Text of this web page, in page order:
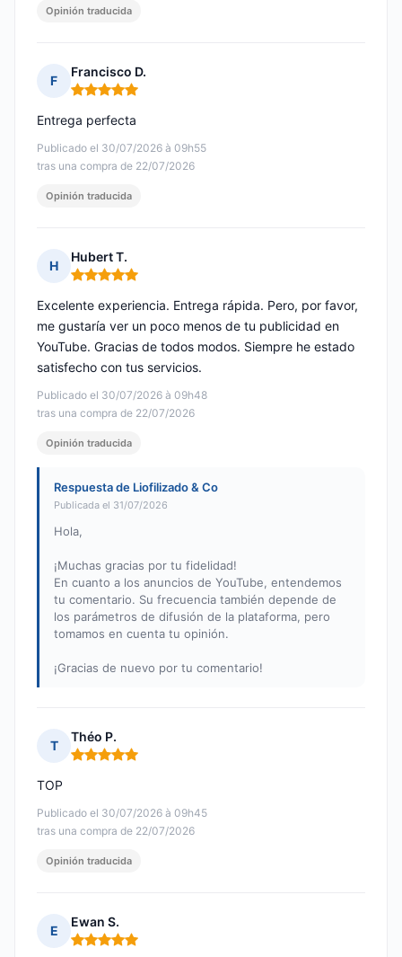
Opinión traducida
F
Francisco D.
Nota: 5 de 5
Publicado el 30/07/2026 à 09h55
tras una compra de 22/07/2026
Entrega perfecta
Opinión traducida
H
Hubert T.
Nota: 5 de 5
Publicado el 30/07/2026 à 09h48
tras una compra de 22/07/2026
Excelente experiencia. Entrega rápida. Pero, por favor,
me gustaría ver un poco menos de tu publicidad en
YouTube. Gracias de todos modos. Siempre he estado
satisfecho con tus servicios.
Opinión traducida
Respuesta de Liofilizado & Co
Publicada el 31/07/2026
Hola,
¡Muchas gracias por tu fidelidad!
En cuanto a los anuncios de YouTube, entendemos
tu comentario. Su frecuencia también depende de
los parámetros de difusión de la plataforma, pero
tomamos en cuenta tu opinión.
¡Gracias de nuevo por tu comentario!
T
Théo P.
Nota: 5 de 5
Publicado el 30/07/2026 à 09h45
tras una compra de 22/07/2026
TOP
Opinión traducida
E
Ewan S.
Nota: 5 de 5